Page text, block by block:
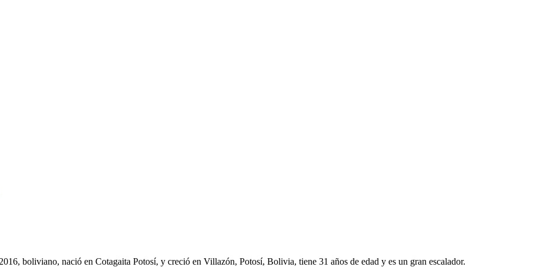
boliviano, nació en Cotagaita Potosí, y creció en Villazón, Potosí, Bolivia, tiene 31 años de edad y es un gran escalador.